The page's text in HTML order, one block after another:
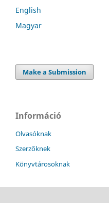
English
Magyar
Make a Submission
Információ
Olvasóknak
Szerzőknek
Könyvtárosoknak